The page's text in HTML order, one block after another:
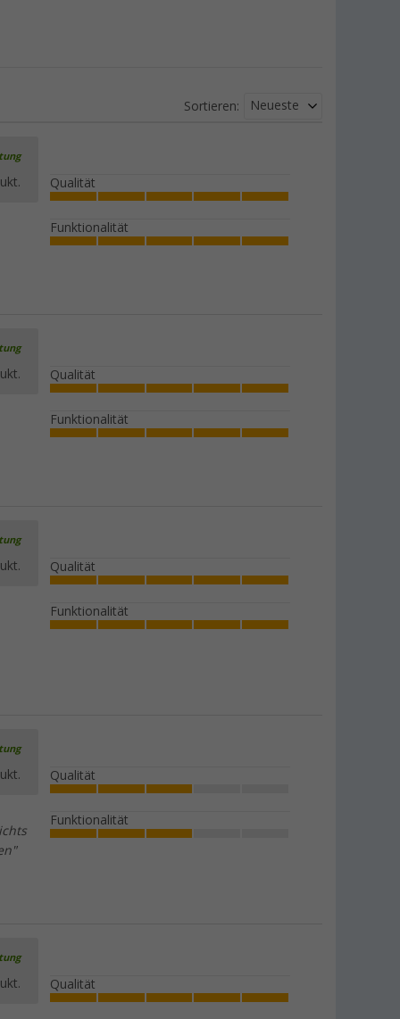
Sortieren: Neueste
Qualität
Funktionalität
Qualität
Funktionalität
Qualität
Funktionalität
Qualität
Funktionalität
Qualität